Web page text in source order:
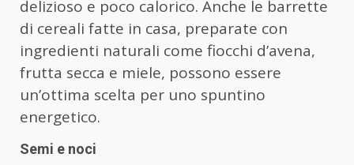
delizioso e poco calorico. Anche le barrette
di cereali fatte in casa, preparate con
ingredienti naturali come fiocchi d’avena,
frutta secca e miele, possono essere
un’ottima scelta per uno spuntino
energetico.
Semi e noci